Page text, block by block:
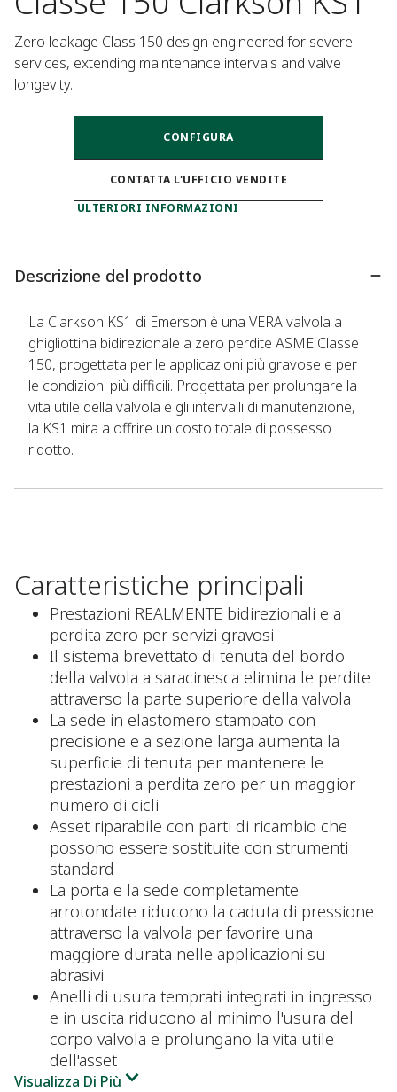
Zero leakage Class 150 design engineered for severe
services, extending maintenance intervals and valve
longevity.
CONFIGURA
CONTATTA L'UFFICIO VENDITE
ULTERIORI INFORMAZIONI
Descrizione del prodotto
La Clarkson KS1 di Emerson è una VERA valvola a
ghigliottina bidirezionale a zero perdite ASME Classe
150, progettata per le applicazioni più gravose e per
le condizioni più difficili. Progettata per prolungare la
vita utile della valvola e gli intervalli di manutenzione,
la KS1 mira a offrire un costo totale di possesso
ridotto.
Caratteristiche principali
Prestazioni REALMENTE bidirezionali e a
perdita zero per servizi gravosi
Il sistema brevettato di tenuta del bordo
della valvola a saracinesca elimina le perdite
attraverso la parte superiore della valvola
La sede in elastomero stampato con
precisione e a sezione larga aumenta la
superficie di tenuta per mantenere le
prestazioni a perdita zero per un maggior
numero di cicli
Asset riparabile con parti di ricambio che
possono essere sostituite con strumenti
standard
La porta e la sede completamente
arrotondate riducono la caduta di pressione
attraverso la valvola per favorire una
maggiore durata nelle applicazioni su
abrasivi
Anelli di usura temprati integrati in ingresso
e in uscita riducono al minimo l'usura del
corpo valvola e prolungano la vita utile
dell'asset
Visualizza Di Più